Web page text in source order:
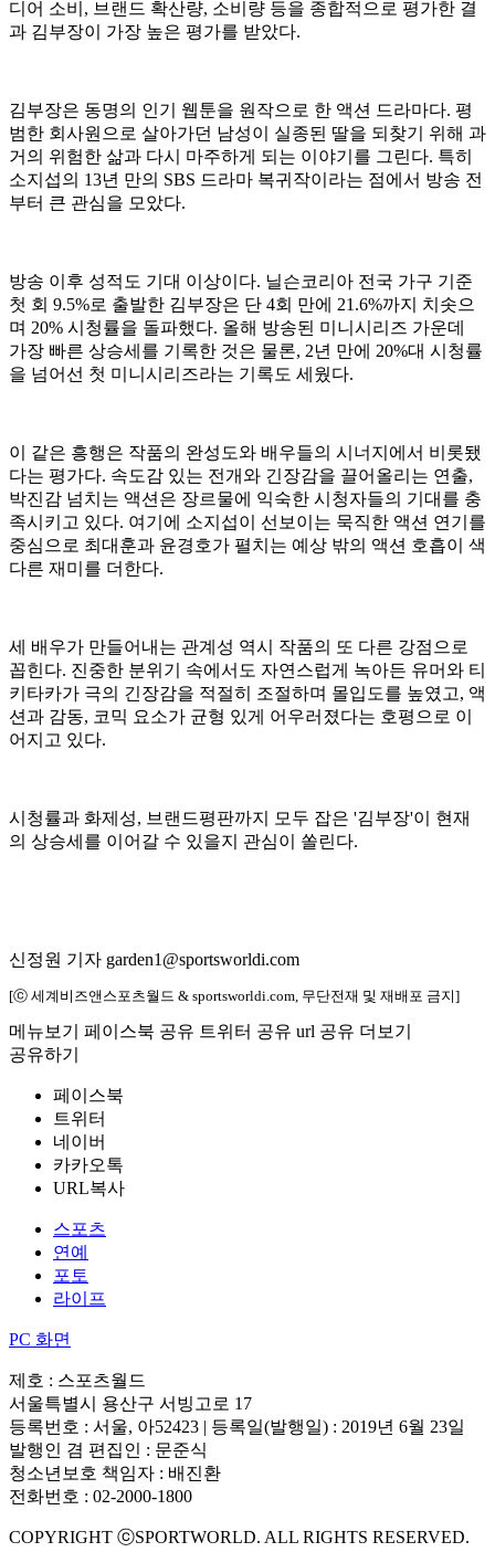
디어 소비, 브랜드 확산량, 소비량 등을 종합적으로 평가한 결
과 김부장이 가장 높은 평가를 받았다.
김부장은 동명의 인기 웹툰을 원작으로 한 액션 드라마다. 평
범한 회사원으로 살아가던 남성이 실종된 딸을 되찾기 위해 과
거의 위험한 삶과 다시 마주하게 되는 이야기를 그린다. 특히
소지섭의 13년 만의 SBS 드라마 복귀작이라는 점에서 방송 전
부터 큰 관심을 모았다.
방송 이후 성적도 기대 이상이다. 닐슨코리아 전국 가구 기준
첫 회 9.5%로 출발한 김부장은 단 4회 만에 21.6%까지 치솟으
며 20% 시청률을 돌파했다. 올해 방송된 미니시리즈 가운데
가장 빠른 상승세를 기록한 것은 물론, 2년 만에 20%대 시청률
을 넘어선 첫 미니시리즈라는 기록도 세웠다.
이 같은 흥행은 작품의 완성도와 배우들의 시너지에서 비롯됐
다는 평가다. 속도감 있는 전개와 긴장감을 끌어올리는 연출,
박진감 넘치는 액션은 장르물에 익숙한 시청자들의 기대를 충
족시키고 있다. 여기에 소지섭이 선보이는 묵직한 액션 연기를
중심으로 최대훈과 윤경호가 펼치는 예상 밖의 액션 호흡이 색
다른 재미를 더한다.
세 배우가 만들어내는 관계성 역시 작품의 또 다른 강점으로
꼽힌다. 진중한 분위기 속에서도 자연스럽게 녹아든 유머와 티
키타카가 극의 긴장감을 적절히 조절하며 몰입도를 높였고, 액
션과 감동, 코믹 요소가 균형 있게 어우러졌다는 호평으로 이
어지고 있다.
시청률과 화제성, 브랜드평판까지 모두 잡은 '김부장'이 현재
의 상승세를 이어갈 수 있을지 관심이 쏠린다.
신정원 기자 garden1@sportsworldi.com
[ⓒ 세계비즈앤스포츠월드 & sportsworldi.com, 무단전재 및 재배포 금지]
메뉴보기 페이스북 공유 트위터 공유 url 공유 더보기
공유하기
페이스북
트위터
네이버
카카오톡
URL복사
스포츠
연예
포토
라이프
PC 화면
제호 : 스포츠월드
서울특별시 용산구 서빙고로 17
등록번호 : 서울, 아52423 | 등록일(발행일) : 2019년 6월 23일
발행인 겸 편집인 : 문준식
청소년보호 책임자 : 배진환
전화번호 : 02-2000-1800
COPYRIGHT ⓒSPORTWORLD. ALL RIGHTS RESERVED.